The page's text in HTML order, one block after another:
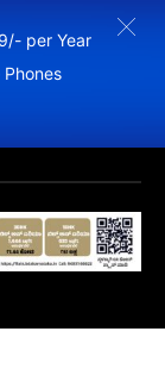
per Year
Phones